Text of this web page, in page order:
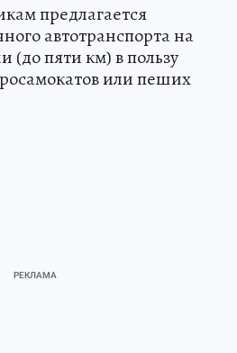
предлагается
автотранспорта на
(до пяти км) в пользу
или пеших